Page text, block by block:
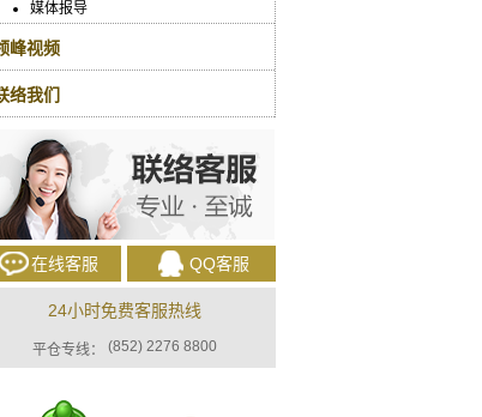
媒体报导
峰视频
络我们
在线客服 QQ客服
24小时免费客服热线
平仓专线： (852) 2276 8800